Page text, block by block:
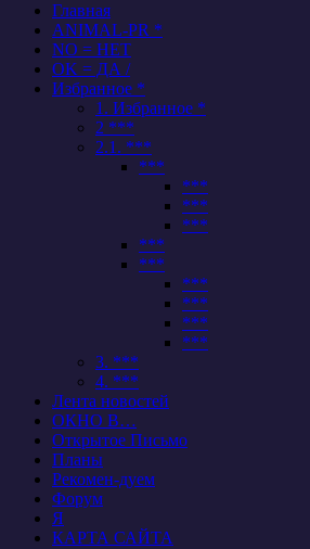
Главная
ANIMAL-PR *
NO = НЕТ
OK = ДА /
Избранное *
1. Избранное *
2 ***
2.1. ***
***
***
***
***
***
***
***
***
***
***
3. ***
4. ***
Лента новостей
ОКНО В…
Открытое Письмо
Планы
Рекомен-дуем
Форум
Я
КАРТА САЙТА